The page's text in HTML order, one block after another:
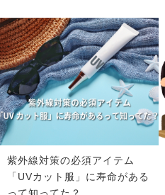
紫外線対策の必須アイテム
「UVカット服」に寿命がある